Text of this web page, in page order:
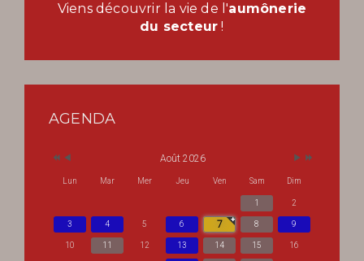
Viens découvrir la vie de l'aumônerie
du secteur !
AGENDA
Août 2026
Lun Mar Mer Jeu Ven Sam Dim
1 2
3 4 5 6 7 8 9
10 11 12 13 14 15 16